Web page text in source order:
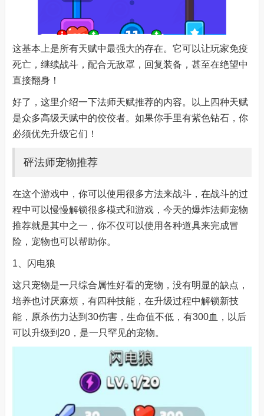
这基本上是所有天赋中最强大的存在。它可以让玩家免疫
死亡，继续战斗，配合无敌罩，回复装备，甚至在绝望中
直接翻身！
好了，这里介绍一下法师天赋推荐的内容。以上四种天赋
是众多高级天赋中的佼佼者。如果你手里有紫色钻石，你
必须优先升级它们！
砰法师宠物推荐
在这个游戏中，你可以使用很多方法来战斗，在战斗的过
程中可以慢慢解锁很多模式和游戏，今天的爆炸法师宠物
推荐就是其中之一，你不仅可以使用各种道具来完成冒
险，宠物也可以帮助你。
1、闪电狼
这只宠物是一只综合属性好看的宠物，没有明显的缺点，
培养也讨厌麻烦，有四种技能，在升级过程中解锁新技
能，原杀伤力达到30伤害，生命值不低，有300血，以后
可以升级到20，是一只罕见的宠物。